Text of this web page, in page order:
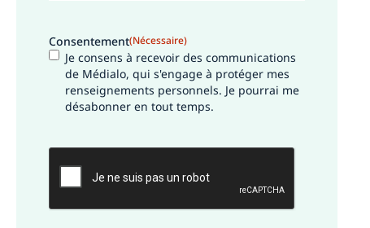
Consentement(Nécessaire)
Je consens à recevoir des communications
de Médialo, qui s'engage à protéger mes
renseignements personnels. Je pourrai me
désabonner en tout temps.
CAPTCHA